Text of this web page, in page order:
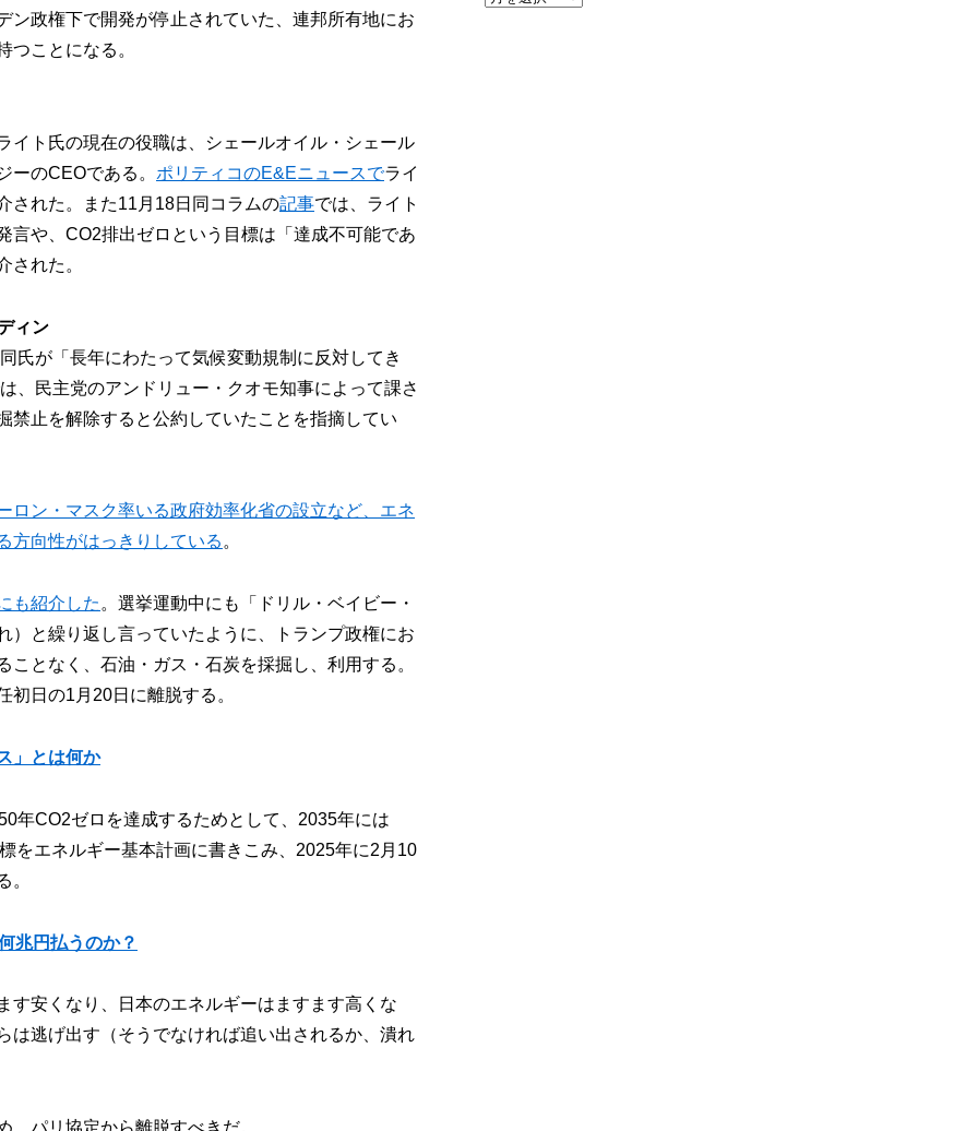
ン政権下で開発が停止されていた、連邦所有地にお
つことになる。
イト氏の現在の役職は、シェールオイル・シェール
ーのCEOである。 ポリティコのE&Eニュースでライ
された。また11月18日同コラムの記事では、ライト
言や、CO2排出ゼロという目標は「達成不可能であ
された。
ィン
氏が「長年にわたって気候変動規制に反対してき
、民主党のアンドリュー・クオモ知事によって課さ
禁止を解除すると公約していたことを指摘してい
ロン・マスク率いる政府効率化省の設立など、エネ
方向性がはっきりしている。
も紹介した 。選挙運動中にも「ドリル・ベイビー・
）と繰り返し言っていたように、トランプ政権にお
となく、石油・ガス・石炭を採掘し、利用する。
日の1月20日に離脱する。
」とは何か
年CO2ゼロを達成するためとして、2035年には
をエネルギー基本計画に書きこみ、2025年に2月10
。
兆円払うのか？
す安くなり、日本のエネルギーはますます高くな
は逃げ出す（そうでなければ追い出されるか、潰れ